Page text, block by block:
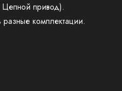
привод).
комплектации.